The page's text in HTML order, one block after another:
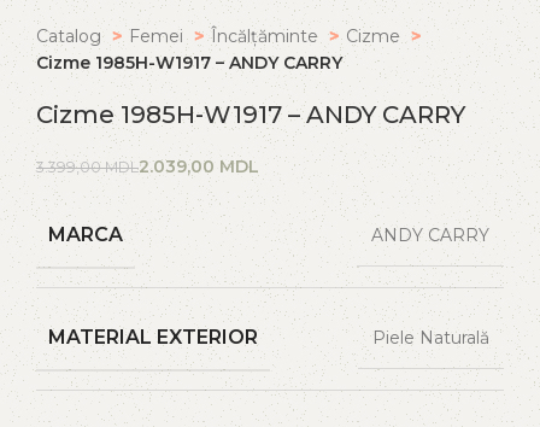
Catalog Femei Încălțăminte
Cizme
Cizme 1985H-W1917 – ANDY CARRY
Cizme 1985H-W1917 – ANDY CARRY
3.399,00MDL2.039,00 MDL
MARCA ANDY CARRY
MATERIAL EXTERIOR Piele Naturală